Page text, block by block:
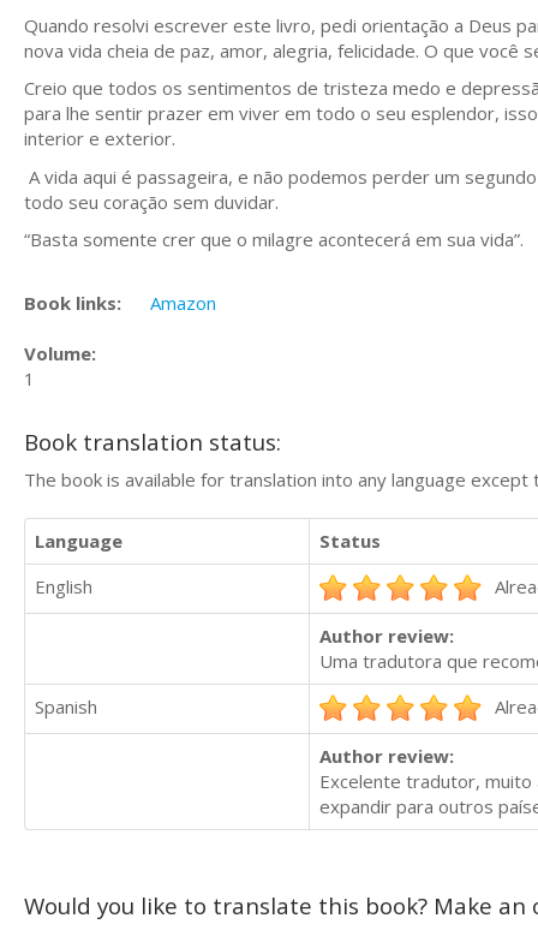
Quando resolvi escrever este livro, pedi orientação a Deus
nova vida cheia de paz, amor, alegria, felicidade. O que você
Creio que todos os sentimentos de tristeza medo e
para lhe sentir prazer em viver em todo o seu esplendor,
interior e exterior.
A vida aqui é passageira, e não podemos perder um
todo seu coração sem duvidar.
“Basta somente crer que o milagre acontecerá em sua vida”.
Book links: Amazon
Volume:
1
Book translation status:
The book is available for translation into any language
Language
Status
English
Author review:
Uma tradutora que
Spanish
Author review:
Excelente tradutor, muito
expandir para outros
Would you like to translate this book? Make